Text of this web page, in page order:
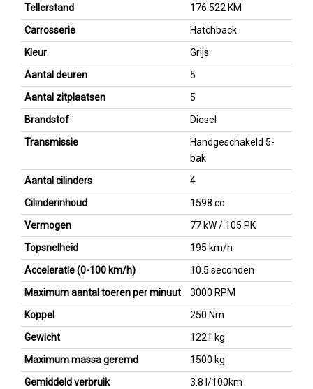
Tellerstand
176.522 KM
Carrosserie
Hatchback
Kleur
Grijs
Aantal deuren
5
Aantal zitplaatsen
5
Brandstof
Diesel
Transmissie
Handgeschakeld 5-
bak
Aantal cilinders
4
Cilinderinhoud
1598 cc
Vermogen
77 kW / 105 PK
Topsnelheid
195 km/h
Acceleratie (0-100 km/h)
10.5 seconden
Maximum aantal toeren per minuut
3000 RPM
Koppel
250 Nm
Gewicht
1221 kg
Maximum massa geremd
1500 kg
Gemiddeld verbruik
3.8 l/100km